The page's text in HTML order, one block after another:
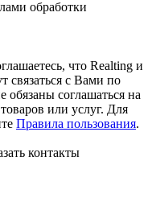
обработки
что Realting и
связаться с Вами по
соглашаться на
или услуг. Для
Правила пользования.
контакты